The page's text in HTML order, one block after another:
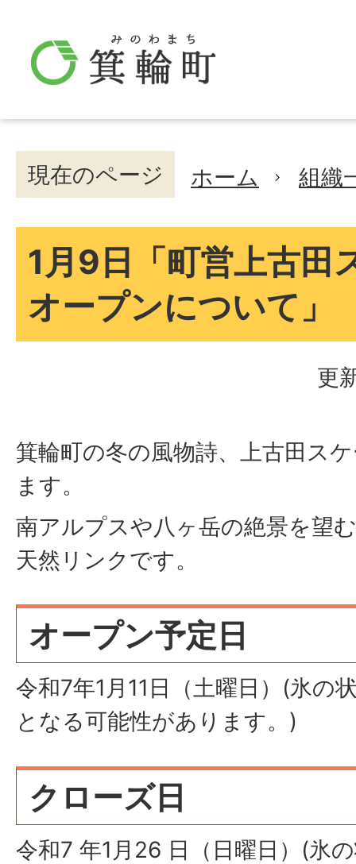
現在のページ ホーム 組織
1月9日「町営上古田
オープンについて」
更
箕輪町の冬の風物詩、上古田ス
ます。
南アルプスや八ヶ岳の絶景を望
天然リンクです。
オープン予定日
令和7年1月11日（土曜日）(氷の
となる可能性があります。)
クローズ日
令和7 年1月26 日（日曜日）(氷